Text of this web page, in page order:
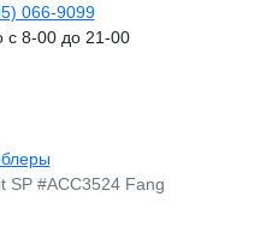
066-9099
с 8-00 до 21-00
SP #ACC3524 Fang